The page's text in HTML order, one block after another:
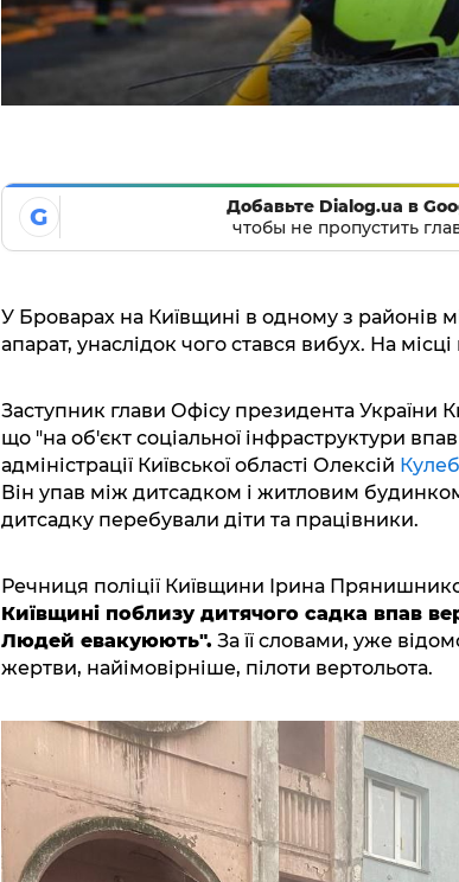
G
Добавьте Dialog.ua в
чтобы не пропустить
У Броварах на Київщині в одному з районів
апарат, унаслідок чого стався вибух. На
Заступник глави Офісу президента України
що "на об'єкт соціальної інфраструктури
адміністрації Київської області Олексій
Він упав між дитсадком і житловим
дитсадку перебували діти та працівники.
Речниця поліції Київщини Ірина
Київщині поблизу дитячого садка впав
Людей евакуюють". За її словами, уже
жертви, найімовірніше, пілоти вертольота.